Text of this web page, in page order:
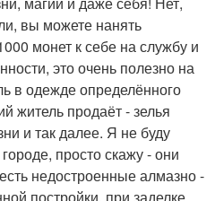
вы можете нанять
монет к себе на службу и
это очень полезно на
в одежде определённого
житель продаёт - зелья
и так далее. Я не буду
просто скажу - они
недостроенные алмазно -